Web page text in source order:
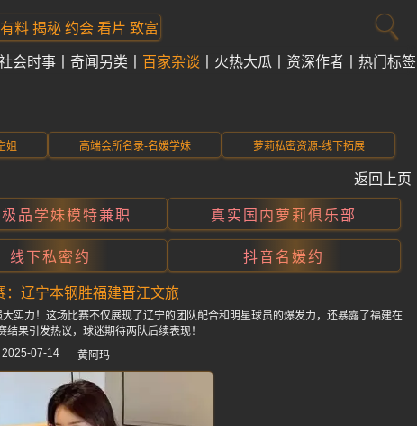
料 揭秘 约会 看片 致富
会时事 奇闻另类 百家杂谈 火热大瓜 资深作者 热门标签
姐 高端会所名录-名媛学妹 萝莉私密资源-线下拓展
返回上页
品学妹模特兼职 真实国内萝莉俱乐部
线下私密约 抖音名媛约
：辽宁本钢胜福建晋江文旅
实力！这场比赛不仅展现了辽宁的团队配合和明星球员的爆发力，还暴露了福建在
结果引发热议，球迷期待两队后续表现！
2025-07-14
黄阿玛